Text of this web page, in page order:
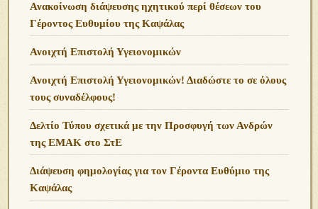
Ανακοίνωση διάψευσης ηχητικού περί θέσεων του
Γέροντος Ευθυμίου της Καψάλας
Ανοιχτή Επιστολή Υγειονομικών
Ανοιχτή Επιστολή Υγειονομικών! Διαδώστε το σε όλους
τους συναδέλφους!
Δελτίο Τύπου σχετικά με την Προσφυγή των Ανδρών
της ΕΜΑΚ στο ΣτΕ
Διάψευση φημολογίας για τον Γέροντα Ευθύμιο της
Καψάλας